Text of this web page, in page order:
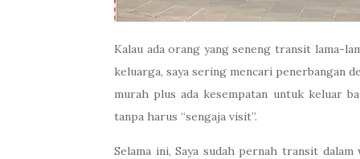
Kalau ada orang yang seneng transit lama-
keluarga, saya sering mencari penerbangan
murah plus ada kesempatan untuk keluar
tanpa harus “sengaja visit”.
Selama ini, Saya sudah pernah transit